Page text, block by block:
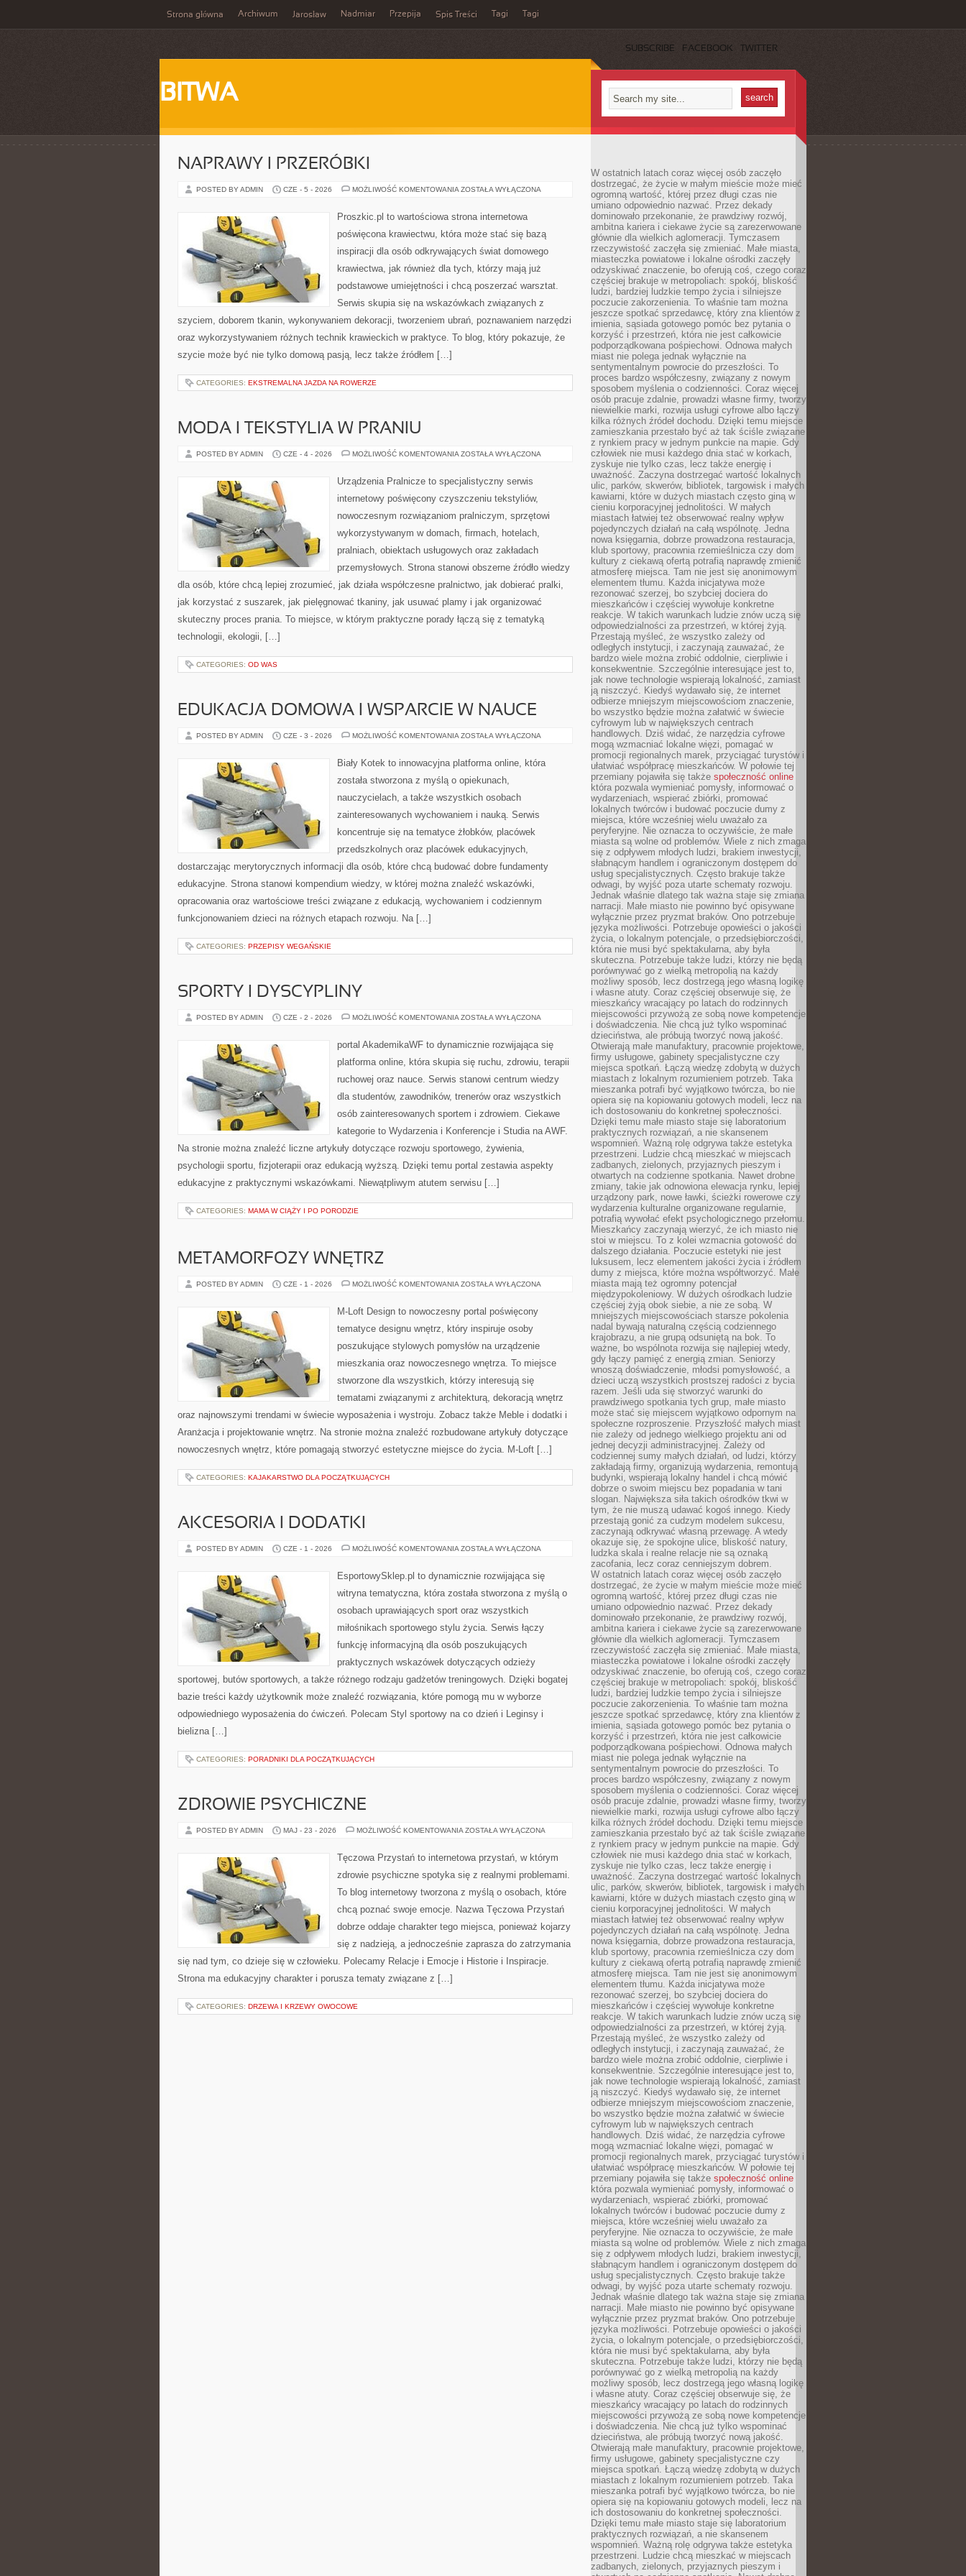
Strona główna Archiwum Jarosław Nadmiar Przepija Spis Treści Tagi Tagi
SUBSCRIBE FACEBOOK TWITTER
BITWA
NAPRAWY I PRZERÓBKI
POSTED BY ADMIN CZE - 5 - 2026 MOŻLIWOŚĆ KOMENTOWANIA NAPRAWY
ZOSTAŁA WYŁĄCZONA
Proszkic.pl to wartościowa strona internetowa
poświęcona krawiectwu, która może stać się bazą
inspiracji dla osób odkrywających świat domowego
krawiectwa, jak również dla tych, którzy mają już
podstawowe umiejętności i chcą poszerzać warsztat.
Serwis skupia się na wskazówkach związanych z
szyciem, doborem tkanin, wykonywaniem dekoracji, tworzeniem ubrań, poznawaniem narzędzi
oraz wykorzystywaniem różnych technik krawieckich w praktyce. To blog, który pokazuje, że
szycie może być nie tylko domową pasją, lecz także źródłem […]
CATEGORIES: EKSTREMALNA JAZDA NA ROWERZE
MODA I TEKSTYLIA W PRANIU
POSTED BY ADMIN CZE - 4 - 2026 MOŻLIWOŚĆ KOMENTOWANIA MODA
W
PRANIU
ZOSTAŁA WYŁĄCZONA
Urządzenia Pralnicze to specjalistyczny serwis
internetowy poświęcony czyszczeniu tekstyliów,
nowoczesnym rozwiązaniom pralniczym, sprzętowi
wykorzystywanym w domach, firmach, hotelach,
pralniach, obiektach usługowych oraz zakładach
przemysłowych. Strona stanowi obszerne źródło wiedzy
dla osób, które chcą lepiej zrozumieć, jak działa współczesne pralnictwo, jak dobierać pralki,
jak korzystać z suszarek, jak pielęgnować tkaniny, jak usuwać plamy i jak organizować
skuteczny proces prania. To miejsce, w którym praktyczne porady łączą się z tematyką
technologii, ekologii, […]
CATEGORIES: OD WAS
EDUKACJA DOMOWA I WSPARCIE W NAUCE
POSTED BY ADMIN CZE - 3 - 2026 MOŻLIWOŚĆ KOMENTOWANIA EDUKACJA
WSPARCIE
W
ZOSTAŁA WYŁĄCZONA
Biały Kotek to innowacyjna platforma online, która
została stworzona z myślą o opiekunach,
nauczycielach, a także wszystkich osobach
zainteresowanych wychowaniem i nauką. Serwis
koncentruje się na tematyce żłobków, placówek
przedszkolnych oraz placówek edukacyjnych,
dostarczając merytorycznych informacji dla osób, które chcą budować dobre fundamenty
edukacyjne. Strona stanowi kompendium wiedzy, w której można znaleźć wskazówki,
opracowania oraz wartościowe treści związane z edukacją, wychowaniem i codziennym
funkcjonowaniem dzieci na różnych etapach rozwoju. Na […]
CATEGORIES: PRZEPISY WEGAŃSKIE
SPORTY I DYSCYPLINY
POSTED BY ADMIN CZE - 2 - 2026 MOŻLIWOŚĆ KOMENTOWANIA SPORTY
ZOSTAŁA WYŁĄCZONA
portal AkademikaWF to dynamicznie rozwijająca się
platforma online, która skupia się ruchu, zdrowiu, terapii
ruchowej oraz nauce. Serwis stanowi centrum wiedzy
dla studentów, zawodników, trenerów oraz wszystkich
osób zainteresowanych sportem i zdrowiem. Ciekawe
kategorie to Wydarzenia i Konferencje i Studia na AWF.
Na stronie można znaleźć liczne artykuły dotyczące rozwoju sportowego, żywienia,
psychologii sportu, fizjoterapii oraz edukacją wyższą. Dzięki temu portal zestawia aspekty
edukacyjne z praktycznymi wskazówkami. Niewątpliwym atutem serwisu […]
CATEGORIES: MAMA W CIĄŻY I PO PORODZIE
METAMORFOZY WNĘTRZ
POSTED BY ADMIN CZE - 1 - 2026 MOŻLIWOŚĆ KOMENTOWANIA METAMORFOZY
ZOSTAŁA WYŁĄCZONA
M-Loft Design to nowoczesny portal poświęcony
tematyce designu wnętrz, który inspiruje osoby
poszukujące stylowych pomysłów na urządzenie
mieszkania oraz nowoczesnego wnętrza. To miejsce
stworzone dla wszystkich, którzy interesują się
tematami związanymi z architekturą, dekoracją wnętrz
oraz najnowszymi trendami w świecie wyposażenia i wystroju. Zobacz także Meble i dodatki i
Aranżacja i projektowanie wnętrz. Na stronie można znaleźć rozbudowane artykuły dotyczące
nowoczesnych wnętrz, które pomagają stworzyć estetyczne miejsce do życia. M-Loft […]
CATEGORIES: KAJAKARSTWO DLA POCZĄTKUJĄCYCH
AKCESORIA I DODATKI
POSTED BY ADMIN CZE - 1 - 2026 MOŻLIWOŚĆ KOMENTOWANIA AKCESORIA
ZOSTAŁA WYŁĄCZONA
EsportowySklep.pl to dynamicznie rozwijająca się
witryna tematyczna, która została stworzona z myślą o
osobach uprawiających sport oraz wszystkich
miłośnikach sportowego stylu życia. Serwis łączy
funkcję informacyjną dla osób poszukujących
praktycznych wskazówek dotyczących odzieży
sportowej, butów sportowych, a także różnego rodzaju gadżetów treningowych. Dzięki bogatej
bazie treści każdy użytkownik może znaleźć rozwiązania, które pomogą mu w wyborze
odpowiedniego wyposażenia do ćwiczeń. Polecam Styl sportowy na co dzień i Leginsy i
bielizna […]
CATEGORIES: PORADNIKI DLA POCZĄTKUJĄCYCH
ZDROWIE PSYCHICZNE
POSTED BY ADMIN MAJ - 23 - 2026 MOŻLIWOŚĆ KOMENTOWANIA ZDROWIE
ZOSTAŁA WYŁĄCZONA
Tęczowa Przystań to internetowa przystań, w którym
zdrowie psychiczne spotyka się z realnymi problemami.
To blog internetowy tworzona z myślą o osobach, które
chcą poznać swoje emocje. Nazwa Tęczowa Przystań
dobrze oddaje charakter tego miejsca, ponieważ kojarzy
się z nadzieją, a jednocześnie zaprasza do zatrzymania
się nad tym, co dzieje się w człowieku. Polecamy Relacje i Emocje i Historie i Inspiracje.
Strona ma edukacyjny charakter i porusza tematy związane z […]
CATEGORIES: DRZEWA I KRZEWY OWOCOWE
W ostatnich latach coraz więcej osób zaczęło
dostrzegać, że życie w małym mieście może mieć
ogromną wartość, której przez długi czas nie
umiano odpowiednio nazwać. Przez dekady
dominowało przekonanie, że prawdziwy rozwój,
ambitna kariera i ciekawe życie są zarezerwowane
głównie dla wielkich aglomeracji. Tymczasem
rzeczywistość zaczęła się zmieniać. Małe miasta,
miasteczka powiatowe i lokalne ośrodki zaczęły
odzyskiwać znaczenie, bo oferują coś, czego coraz
częściej brakuje w metropoliach: spokój, bliskość
ludzi, bardziej ludzkie tempo życia i silniejsze
poczucie zakorzenienia. To właśnie tam można
jeszcze spotkać sprzedawcę, który zna klientów z
imienia, sąsiada gotowego pomóc bez pytania o
korzyść i przestrzeń, która nie jest całkowicie
podporządkowana pośpiechowi. Odnowa małych
miast nie polega jednak wyłącznie na
sentymentalnym powrocie do przeszłości. To
proces bardzo współczesny, związany z nowym
sposobem myślenia o codzienności. Coraz więcej
osób pracuje zdalnie, prowadzi własne firmy, tworzy
niewielkie marki, rozwija usługi cyfrowe albo łączy
kilka różnych źródeł dochodu. Dzięki temu miejsce
zamieszkania przestało być aż tak ściśle związane
z rynkiem pracy w jednym punkcie na mapie. Gdy
człowiek nie musi każdego dnia stać w korkach,
zyskuje nie tylko czas, lecz także energię i
uważność. Zaczyna dostrzegać wartość lokalnych
ulic, parków, skwerów, bibliotek, targowisk i małych
kawiarni, które w dużych miastach często giną w
cieniu korporacyjnej jednolitości. W małych
miastach łatwiej też obserwować realny wpływ
pojedynczych działań na całą wspólnotę. Jedna
nowa księgarnia, dobrze prowadzona restauracja,
klub sportowy, pracownia rzemieślnicza czy dom
kultury z ciekawą ofertą potrafią naprawdę zmienić
atmosferę miejsca. Tam nie jest się anonimowym
elementem tłumu. Każda inicjatywa może
rezonować szerzej, bo szybciej dociera do
mieszkańców i częściej wywołuje konkretne
reakcje. W takich warunkach ludzie znów uczą się
odpowiedzialności za przestrzeń, w której żyją.
Przestają myśleć, że wszystko zależy od
odległych instytucji, i zaczynają zauważać, że
bardzo wiele można zrobić oddolnie, cierpliwie i
konsekwentnie. Szczególnie interesujące jest to,
jak nowe technologie wspierają lokalność, zamiast
ją niszczyć. Kiedyś wydawało się, że internet
odbierze mniejszym miejscowościom znaczenie,
bo wszystko będzie można załatwić w świecie
cyfrowym lub w największych centrach
handlowych. Dziś widać, że narzędzia cyfrowe
mogą wzmacniać lokalne więzi, pomagać w
promocji regionalnych marek, przyciągać turystów i
ułatwiać współpracę mieszkańców. W połowie tej
przemiany pojawiła się także społeczność online
która pozwala wymieniać pomysły, informować o
wydarzeniach, wspierać zbiórki, promować
lokalnych twórców i budować poczucie dumy z
miejsca, które wcześniej wielu uważało za
peryferyjne. Nie oznacza to oczywiście, że małe
miasta są wolne od problemów. Wiele z nich zmaga
się z odpływem młodych ludzi, brakiem inwestycji,
słabnącym handlem i ograniczonym dostępem do
usług specjalistycznych. Często brakuje także
odwagi, by wyjść poza utarte schematy rozwoju.
Jednak właśnie dlatego tak ważna staje się zmiana
narracji. Małe miasto nie powinno być opisywane
wyłącznie przez pryzmat braków. Ono potrzebuje
języka możliwości. Potrzebuje opowieści o jakości
życia, o lokalnym potencjale, o przedsiębiorczości,
która nie musi być spektakularna, aby była
skuteczna. Potrzebuje także ludzi, którzy nie będą
porównywać go z wielką metropolią na każdy
możliwy sposób, lecz dostrzegą jego własną logikę
i własne atuty. Coraz częściej obserwuje się, że
mieszkańcy wracający po latach do rodzinnych
miejscowości przywożą ze sobą nowe kompetencje
i doświadczenia. Nie chcą już tylko wspominać
dzieciństwa, ale próbują tworzyć nową jakość.
Otwierają małe manufaktury, pracownie projektowe,
firmy usługowe, gabinety specjalistyczne czy
miejsca spotkań. Łączą wiedzę zdobytą w dużych
miastach z lokalnym rozumieniem potrzeb. Taka
mieszanka potrafi być wyjątkowo twórcza, bo nie
opiera się na kopiowaniu gotowych modeli, lecz na
ich dostosowaniu do konkretnej społeczności.
Dzięki temu małe miasto staje się laboratorium
praktycznych rozwiązań, a nie skansenem
wspomnień. Ważną rolę odgrywa także estetyka
przestrzeni. Ludzie chcą mieszkać w miejscach
zadbanych, zielonych, przyjaznych pieszym i
otwartych na codzienne spotkania. Nawet drobne
zmiany, takie jak odnowiona elewacja rynku, lepiej
urządzony park, nowe ławki, ścieżki rowerowe czy
wydarzenia kulturalne organizowane regularnie,
potrafią wywołać efekt psychologicznego przełomu.
Mieszkańcy zaczynają wierzyć, że ich miasto nie
stoi w miejscu. To z kolei wzmacnia gotowość do
dalszego działania. Poczucie estetyki nie jest
luksusem, lecz elementem jakości życia i źródłem
dumy z miejsca, które można współtworzyć. Małe
miasta mają też ogromny potencjał
międzypokoleniowy. W dużych ośrodkach ludzie
częściej żyją obok siebie, a nie ze sobą. W
mniejszych miejscowościach starsze pokolenia
nadal bywają naturalną częścią codziennego
krajobrazu, a nie grupą odsuniętą na bok. To
ważne, bo wspólnota rozwija się najlepiej wtedy,
gdy łączy pamięć z energią zmian. Seniorzy
wnoszą doświadczenie, młodsi pomysłowość, a
dzieci uczą wszystkich prostszej radości z bycia
razem. Jeśli uda się stworzyć warunki do
prawdziwego spotkania tych grup, małe miasto
może stać się miejscem wyjątkowo odpornym na
społeczne rozproszenie. Przyszłość małych miast
nie zależy od jednego wielkiego projektu ani od
jednej decyzji administracyjnej. Zależy od
codziennej sumy małych działań, od ludzi, którzy
zakładają firmy, organizują wydarzenia, remontują
budynki, wspierają lokalny handel i chcą mówić
dobrze o swoim miejscu bez popadania w tani
slogan. Największa siła takich ośrodków tkwi w
tym, że nie muszą udawać kogoś innego. Kiedy
przestają gonić za cudzym modelem sukcesu,
zaczynają odkrywać własną przewagę. A wtedy
okazuje się, że spokojne ulice, bliskość natury,
ludzka skala i realne relacje nie są oznaką
zacofania, lecz coraz cenniejszym dobrem.
W ostatnich latach coraz więcej osób zaczęło
dostrzegać, że życie w małym mieście może mieć
ogromną wartość, której przez długi czas nie
umiano odpowiednio nazwać. Przez dekady
dominowało przekonanie, że prawdziwy rozwój,
ambitna kariera i ciekawe życie są zarezerwowane
głównie dla wielkich aglomeracji. Tymczasem
rzeczywistość zaczęła się zmieniać. Małe miasta,
miasteczka powiatowe i lokalne ośrodki zaczęły
odzyskiwać znaczenie, bo oferują coś, czego coraz
częściej brakuje w metropoliach: spokój, bliskość
ludzi, bardziej ludzkie tempo życia i silniejsze
poczucie zakorzenienia. To właśnie tam można
jeszcze spotkać sprzedawcę, który zna klientów z
imienia, sąsiada gotowego pomóc bez pytania o
korzyść i przestrzeń, która nie jest całkowicie
podporządkowana pośpiechowi. Odnowa małych
miast nie polega jednak wyłącznie na
sentymentalnym powrocie do przeszłości. To
proces bardzo współczesny, związany z nowym
sposobem myślenia o codzienności. Coraz więcej
osób pracuje zdalnie, prowadzi własne firmy, tworzy
niewielkie marki, rozwija usługi cyfrowe albo łączy
kilka różnych źródeł dochodu. Dzięki temu miejsce
zamieszkania przestało być aż tak ściśle związane
z rynkiem pracy w jednym punkcie na mapie. Gdy
człowiek nie musi każdego dnia stać w korkach,
zyskuje nie tylko czas, lecz także energię i
uważność. Zaczyna dostrzegać wartość lokalnych
ulic, parków, skwerów, bibliotek, targowisk i małych
kawiarni, które w dużych miastach często giną w
cieniu korporacyjnej jednolitości. W małych
miastach łatwiej też obserwować realny wpływ
pojedynczych działań na całą wspólnotę. Jedna
nowa księgarnia, dobrze prowadzona restauracja,
klub sportowy, pracownia rzemieślnicza czy dom
kultury z ciekawą ofertą potrafią naprawdę zmienić
atmosferę miejsca. Tam nie jest się anonimowym
elementem tłumu. Każda inicjatywa może
rezonować szerzej, bo szybciej dociera do
mieszkańców i częściej wywołuje konkretne
reakcje. W takich warunkach ludzie znów uczą się
odpowiedzialności za przestrzeń, w której żyją.
Przestają myśleć, że wszystko zależy od
odległych instytucji, i zaczynają zauważać, że
bardzo wiele można zrobić oddolnie, cierpliwie i
konsekwentnie. Szczególnie interesujące jest to,
jak nowe technologie wspierają lokalność, zamiast
ją niszczyć. Kiedyś wydawało się, że internet
odbierze mniejszym miejscowościom znaczenie,
bo wszystko będzie można załatwić w świecie
cyfrowym lub w największych centrach
handlowych. Dziś widać, że narzędzia cyfrowe
mogą wzmacniać lokalne więzi, pomagać w
promocji regionalnych marek, przyciągać turystów i
ułatwiać współpracę mieszkańców. W połowie tej
przemiany pojawiła się także społeczność online
która pozwala wymieniać pomysły, informować o
wydarzeniach, wspierać zbiórki, promować
lokalnych twórców i budować poczucie dumy z
miejsca, które wcześniej wielu uważało za
peryferyjne. Nie oznacza to oczywiście, że małe
miasta są wolne od problemów. Wiele z nich zmaga
się z odpływem młodych ludzi, brakiem inwestycji,
słabnącym handlem i ograniczonym dostępem do
usług specjalistycznych. Często brakuje także
odwagi, by wyjść poza utarte schematy rozwoju.
Jednak właśnie dlatego tak ważna staje się zmiana
narracji. Małe miasto nie powinno być opisywane
wyłącznie przez pryzmat braków. Ono potrzebuje
języka możliwości. Potrzebuje opowieści o jakości
życia, o lokalnym potencjale, o przedsiębiorczości,
która nie musi być spektakularna, aby była
skuteczna. Potrzebuje także ludzi, którzy nie będą
porównywać go z wielką metropolią na każdy
możliwy sposób, lecz dostrzegą jego własną logikę
i własne atuty. Coraz częściej obserwuje się, że
mieszkańcy wracający po latach do rodzinnych
miejscowości przywożą ze sobą nowe kompetencje
i doświadczenia. Nie chcą już tylko wspominać
dzieciństwa, ale próbują tworzyć nową jakość.
Otwierają małe manufaktury, pracownie projektowe,
firmy usługowe, gabinety specjalistyczne czy
miejsca spotkań. Łączą wiedzę zdobytą w dużych
miastach z lokalnym rozumieniem potrzeb. Taka
mieszanka potrafi być wyjątkowo twórcza, bo nie
opiera się na kopiowaniu gotowych modeli, lecz na
ich dostosowaniu do konkretnej społeczności.
Dzięki temu małe miasto staje się laboratorium
praktycznych rozwiązań, a nie skansenem
wspomnień. Ważną rolę odgrywa także estetyka
przestrzeni. Ludzie chcą mieszkać w miejscach
zadbanych, zielonych, przyjaznych pieszym i